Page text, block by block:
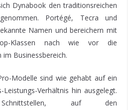
Dynabook den traditionsreichen
Portégé, Tecra und
Namen und bereichern mit
Klassen nach wie vor die
Businessbereich.
Modelle sind wie gehabt auf ein
Verhältnis hin ausgelegt.
Schnittstellen, auf den